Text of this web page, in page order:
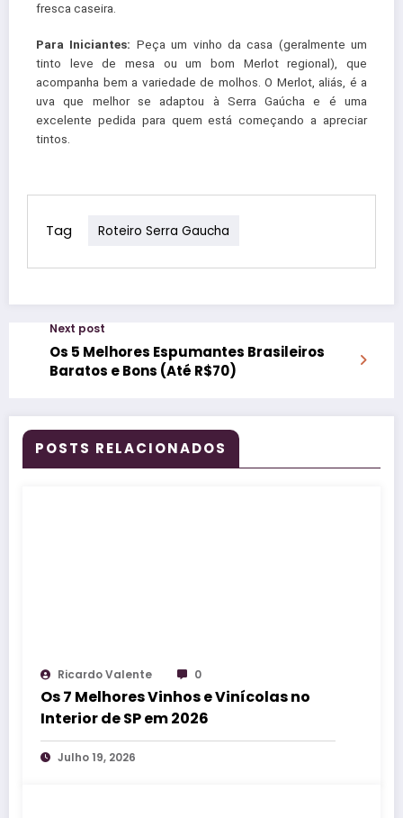
fresca caseira.
Para Iniciantes: Peça um vinho da casa (geralmente um
tinto leve de mesa ou um bom Merlot regional), que
acompanha bem a variedade de molhos. O Merlot, aliás, é a
uva que melhor se adaptou à Serra Gaúcha e é uma
excelente pedida para quem está começando a apreciar
tintos.
Tag Roteiro Serra Gaucha
Next post
Os 5 Melhores Espumantes Brasileiros
Baratos e Bons (Até R$70)
POSTS RELACIONADOS
Ricardo Valente 0
Os 7 Melhores Vinhos e Vinícolas no
Interior de SP em 2026
Julho 19, 2026